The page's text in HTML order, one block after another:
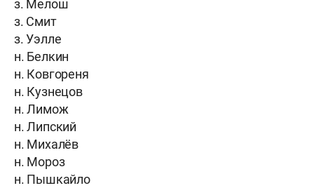
з. Мелош
з. Смит
з. Уэлле
н. Белкин
н. Ковгореня
н. Кузнецов
н. Лимож
н. Липский
н. Михалёв
н. Мороз
н. Пышкайло